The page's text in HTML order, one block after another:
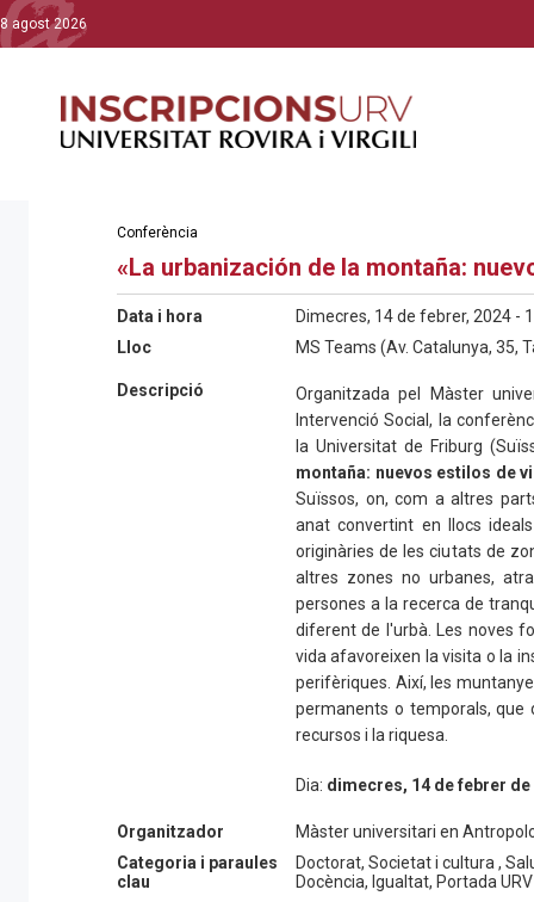
8 agost 2026
Conferència
«La urbanización de la montaña:
Data i hora
Dimecres, 14 de febrer, 2024 -
Lloc
MS Teams (Av. Catalunya, 35,
Descripció
Organitzada pel Màster
Intervenció Social, la
la Universitat de Friburg
montaña: nuevos estilos de
Suïssos, on, com a altres
anat convertint en llocs
originàries de les ciutats de
altres zones no urbanes,
persones a la recerca de
diferent de l'urbà. Les noves
vida afavoreixen la visita o la
perifèriques. Així, les
permanents o temporals, que
recursos i la riquesa.
Dia: dimecres, 14 de febrer
Presencial:Arxiu d’Etnografia
URV
Mitjà virtual: Microsoft Teams*
Organitzador
Màster universitari en
Categoria i paraules
clau
Doctorat, Societat i cultura ,
Docència, Igualtat, Portada URV